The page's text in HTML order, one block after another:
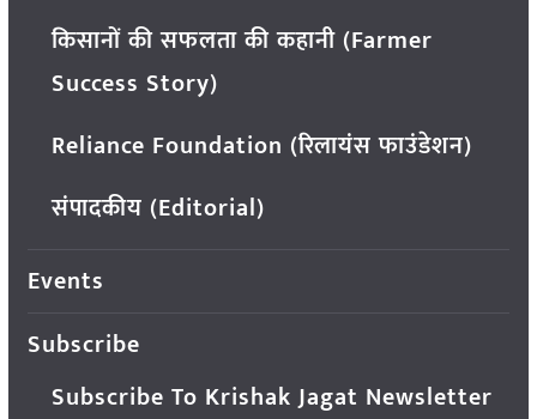
किसानों की सफलता की कहानी (Farmer
Success Story)
Reliance Foundation (रिलायंस फाउंडेशन)
संपादकीय (Editorial)
Events
Subscribe
Subscribe To Krishak Jagat Newsletter